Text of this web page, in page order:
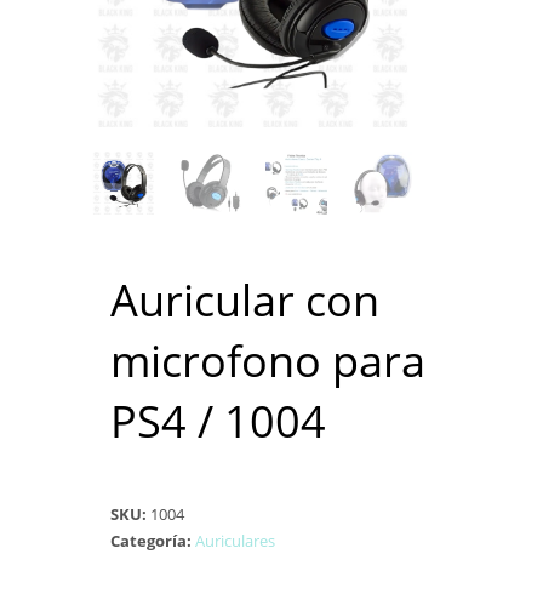
Auricular con
microfono para
PS4 / 1004
SKU: 1004
Categoría:Auriculares